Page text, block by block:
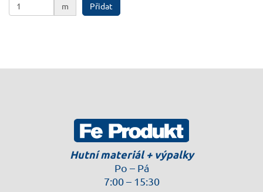
m Přidat
Hutní materiál + výpalky
Po – Pá
7:00 – 15:30